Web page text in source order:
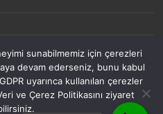
reserved. ThemeSpaciousby ThemeGrill.
WordPress
sunabilmemiz için çerezleri
devam ederseniz, bunu kabul
uyarınca kullanılan çerezler
ve Çerez Politikasını ziyaret